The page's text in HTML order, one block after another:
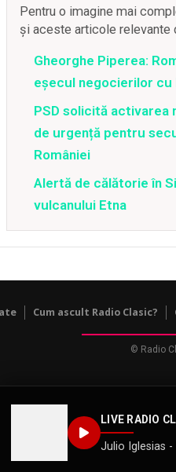
LIVE RADIO
Julio Iglesias
Pentru o imagine mai
și aceste articole relevante
Gheorghe Piperea:
eșecul negocierilor cu
PSD solicită activarea
de urgență pentru
României
Alertă de călătorie în
vulcanului Etna
Cum ascult Radio Clasic?
© Radio